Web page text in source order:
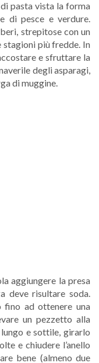
pasta vista la forma
di pesce e verdure.
strepitose con un
stagioni più fredde. In
e sfruttare la
degli asparagi,
di muggine.
aggiungere la presa
deve risultare soda.
fino ad ottenere una
un pezzetto alla
e sottile, girarlo
e chiudere l’anello
bene (almeno due